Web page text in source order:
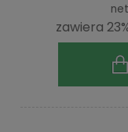
zawiera